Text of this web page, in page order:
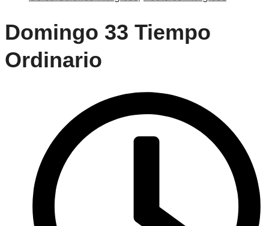
Domingo 33 Tiempo
Ordinario